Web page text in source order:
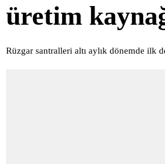
üretim
Rüzgar santralleri altı aylık dönemde ilk